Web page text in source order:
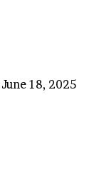
June 18, 2025